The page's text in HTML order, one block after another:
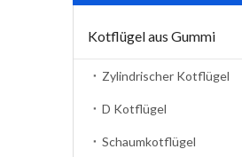
Kotflügel aus Gummi
Zylindrischer Kotflügel
D Kotflügel
Schaumkotflügel